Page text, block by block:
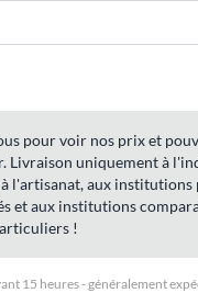
pour voir nos prix et
Livraison uniquement à
l'artisanat, aux institutions
et aux institutions
!
15 heures - généralement